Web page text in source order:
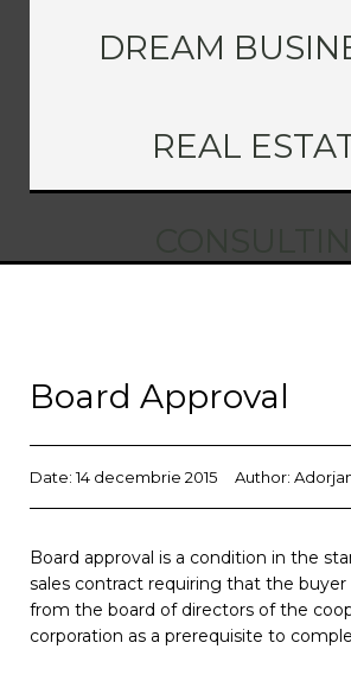
DREAM
REAL
Board Approval
Date:14 decembrie 2015 Author:
Board approval is a condition in the
sales contract requiring that the buyer
from the board of directors of the
corporation as a prerequisite to